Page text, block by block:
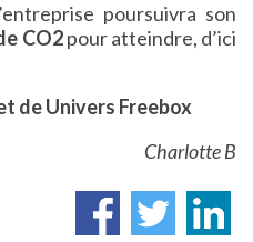
poursuivra son
CO2pour atteindre, d’ici
de Univers Freebox
Charlotte B